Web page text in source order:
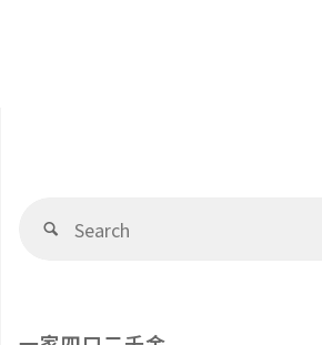
驗】
孩
Search